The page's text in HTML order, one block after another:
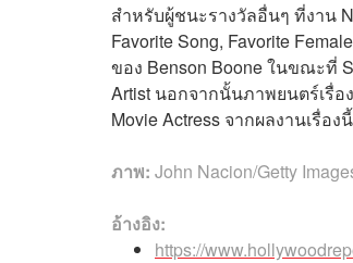
สำหรับผู้ชนะรางวัลอื่นๆ ที่งาน
Favorite Song, Favorite
ของ Benson Boone ในขณะที่
Artist นอกจากนั้นภาพยนตร์เรื่อ
Movie Actress จากผลงานเรื่อง
ภาพ: John Nacion/Getty
อ้างอิง:
https://